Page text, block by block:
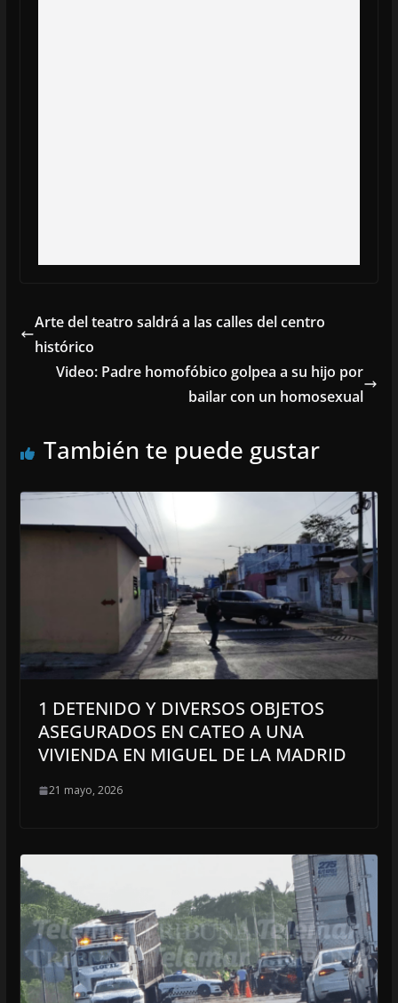
Arte del teatro saldrá a las calles del centro
histórico
Video: Padre homofóbico golpea a su hijo por
bailar con un homosexual
También te puede gustar
1 DETENIDO Y DIVERSOS OBJETOS
ASEGURADOS EN CATEO A UNA
VIVIENDA EN MIGUEL DE LA MADRID
21 mayo, 2026